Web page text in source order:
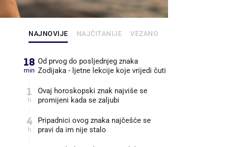
NAJNOVIJE NAJČITANIJE VEZANO
18
min
Od prvog do posljednjeg znaka
Zodijaka - ljetne lekcije koje vrijedi čuti
1
h
Ovaj horoskopski znak najviše se
promijeni kada se zaljubi
4
h
Pripadnici ovog znaka najčešće se
pravi da im nije stalo